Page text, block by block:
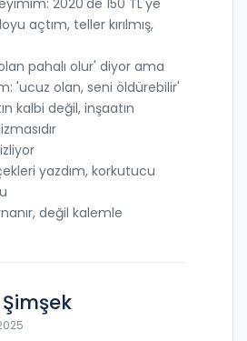
açtım, teller kırılmış,
pahalı olur' diyor ama
'ucuz olan, seni öldürebilir'
kalbi değil, inşaatın
yazdım, korkutucu
değil kalemle